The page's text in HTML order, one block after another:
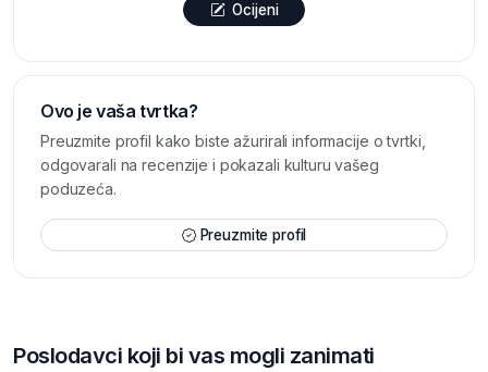
Ocijeni
Ovo je vaša tvrtka?
Preuzmite profil kako biste ažurirali informacije o tvrtki,
odgovarali na recenzije i pokazali kulturu vašeg
poduzeća.
Preuzmite profil
Poslodavci koji bi vas mogli zanimati